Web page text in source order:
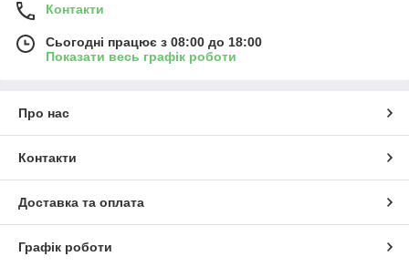
Контакти
Сьогодні працює з 08:00 до 18:00
Показати весь графік роботи
Про нас
Контакти
Доставка та оплата
Графік роботи